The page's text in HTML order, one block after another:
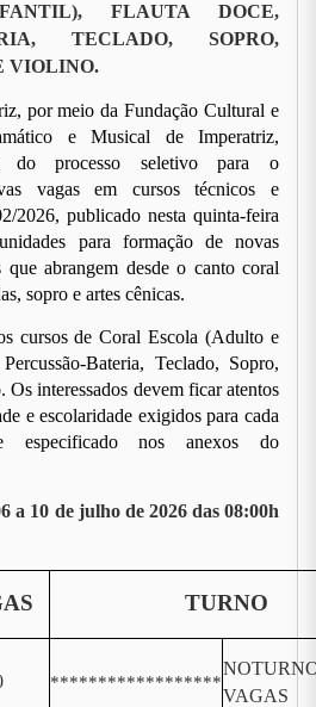
FLAUTA DOCE,
TECLADO, SOPRO,
VIOLINO.
por meio da Fundação Cultural e
e Musical de Imperatriz,
do processo seletivo para o
vagas em cursos técnicos e
2026, publicado nesta quinta-feira
para formação de novas
que abrangem desde o canto coral
sopro e artes cênicas.
cursos de Coral Escola (Adulto e
Bateria, Teclado, Sopro,
interessados devem ficar atentos
e escolaridade exigidos para cada
especificado nos anexos do
a 10 de julho de 2026 das 08:00h
TURNO
******************
VAGAS